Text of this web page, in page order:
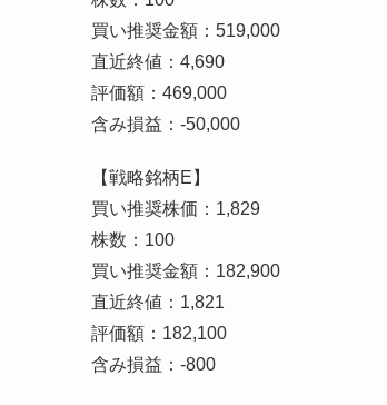
買い推奨金額：519,000
直近終値：4,690
評価額：469,000
含み損益：-50,000
【戦略銘柄E】
買い推奨株価：1,829
株数：100
買い推奨金額：182,900
直近終値：1,821
評価額：182,100
含み損益：-800